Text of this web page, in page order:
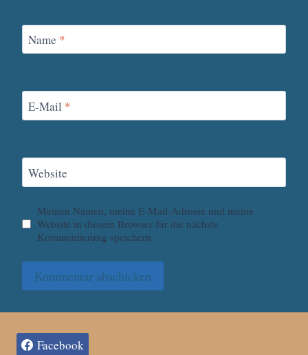
Name *
E-Mail *
Website
Meinen Namen, meine E-Mail-Adresse und meine
Website in diesem Browser für die nächste
Kommentierung speichern.
Facebook